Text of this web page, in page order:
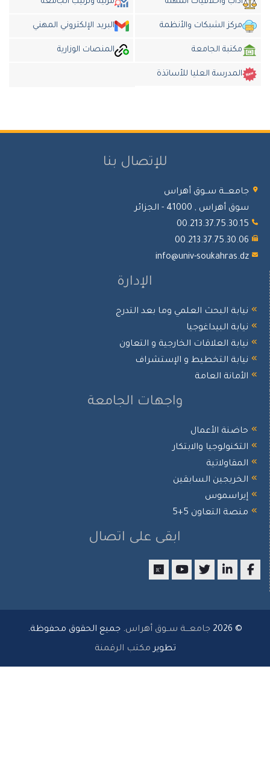
مركز الشبكات والأنظمة البريد الإلكتروني المهني
مكتبة الجامعة المنصات الوزارية
المدرسة العليا للأساتذة
للإتصال بنا
ســوق أهراس
أهراس , 41000 - الجزائر
info@univ-
الإدارة
البحث العلمي وما بعد التدرج
البيداغوجيا
العلاقات الخارجية و التعاون
التخطيط و الإستشراف
العامة
واجهات الجامعة
الأعمال
والابتكار
السابقين
التعاون 5+5
ابقى على اتصال
جامعـــة ســوق أهراس . جميع الحقوق محفوظة.
مكتب الرقمنة